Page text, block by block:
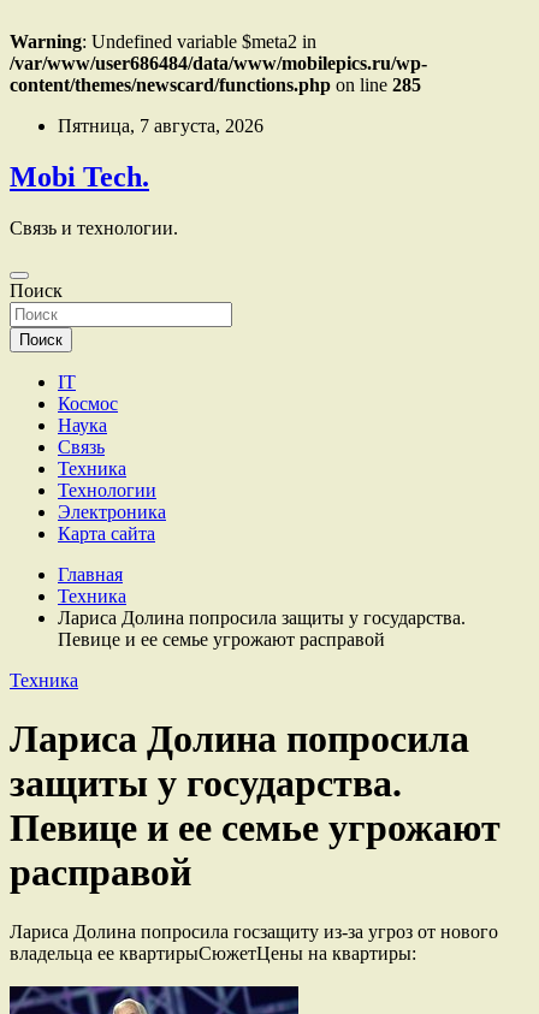
Warning: Undefined variable $meta2 in
/var/www/user686484/data/www/mobilepics.ru/wp-
content/themes/newscard/functions.php on line 285
Перейти
содержимому
Пятница, 7 августа, 2026
Mobi Tech.
Связь и технологии.
Поиск
Поиск
IT
Космос
Наука
Связь
Техника
Технологии
Электроника
Карта сайта
Главная
Техника
Лариса Долина попросила защиты у государства.
Певице и ее семье угрожают расправой
Техника
Лариса Долина попросила
защиты у государства.
Певице и ее семье угрожают
расправой
Лариса Долина попросила госзащиту из-за угроз от нового
владельца ее квартирыСюжетЦены на квартиры: